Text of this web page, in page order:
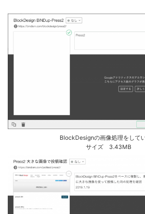
BlockDesignの画像処理をして
サイズ 3.43MB